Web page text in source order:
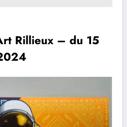
Rillieux – du 15